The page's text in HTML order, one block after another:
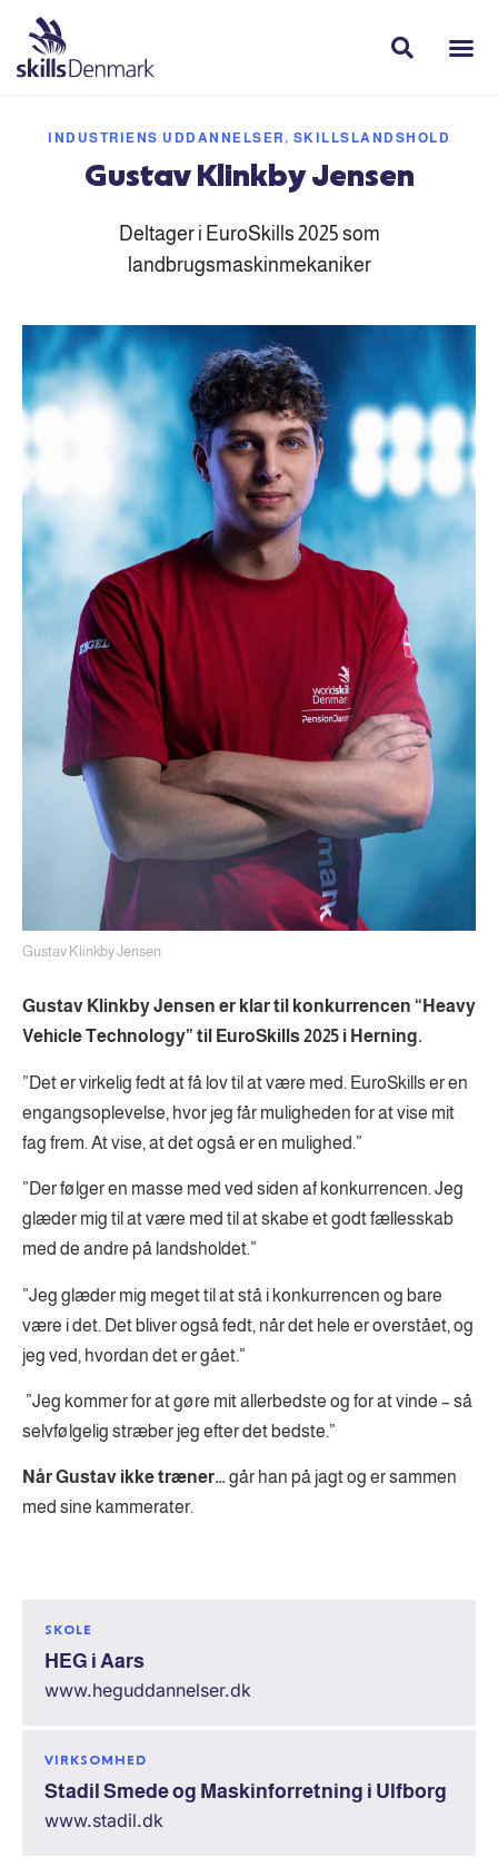
INDUSTRIENS UDDANNELSER, SKILLSLANDSHOLD
Gustav Klinkby Jensen
Deltager i EuroSkills 2025 som
landbrugsmaskinmekaniker
Gustav Klinkby Jensen
Gustav Klinkby Jensen er klar til konkurrencen “Heavy
Vehicle Technology” til EuroSkills 2025 i Herning.
”Det er virkelig fedt at få lov til at være med. EuroSkills er en
engangsoplevelse, hvor jeg får muligheden for at vise mit
fag frem. At vise, at det også er en mulighed.”
”Der følger en masse med ved siden af konkurrencen. Jeg
glæder mig til at være med til at skabe et godt fællesskab
med de andre på landsholdet.”
”Jeg glæder mig meget til at stå i konkurrencen og bare
være i det. Det bliver også fedt, når det hele er overstået, og
jeg ved, hvordan det er gået.”
”Jeg kommer for at gøre mit allerbedste og for at vinde – så
selvfølgelig stræber jeg efter det bedste.”
Når Gustav ikke træner… går han på jagt og er sammen
med sine kammerater.
SKOLE
HEG i Aars
www.heguddannelser.dk
VIRKSOMHED
Stadil Smede og Maskinforretning i Ulfborg
www.stadil.dk